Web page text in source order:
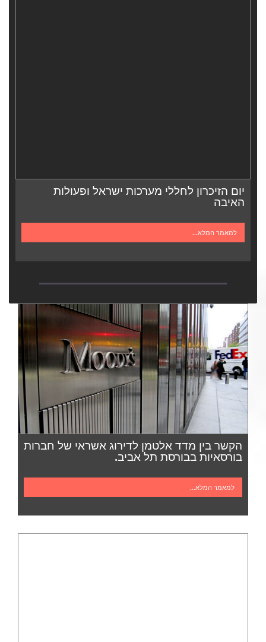
יום הזיכרון לחללי מערכות ישראל ופעולות
האיבה
למאמר המלא...
הקשר בין מדד אלטמן לדירוג אשראי של חברות
בורסאיות בבורסת תל אביב.
למאמר המלא...